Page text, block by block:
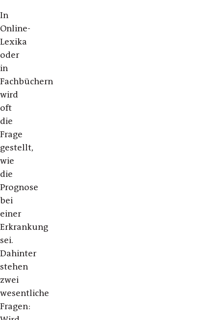
In
Online-
Lexika
oder
in
Fachbüchern
wird
oft
die
Frage
gestellt,
wie
die
Prognose
bei
einer
Erkrankung
sei.
Dahinter
stehen
zwei
wesentliche
Fragen: